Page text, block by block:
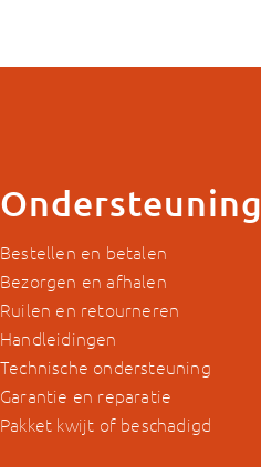
Ondersteuning
Bestellen en betalen
Bezorgen en afhalen
Ruilen en retourneren
Handleidingen
Technische ondersteuning
Garantie en reparatie
Pakket kwijt of beschadigd